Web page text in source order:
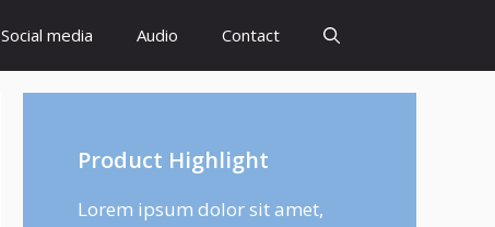
Social media Audio Contact
Product Highlight
Lorem ipsum dolor sit amet,